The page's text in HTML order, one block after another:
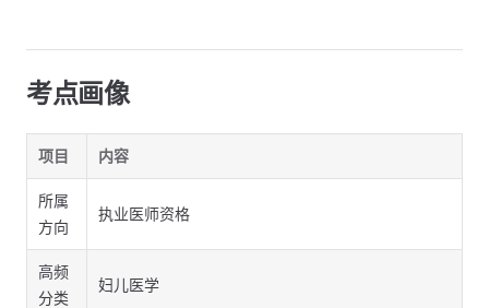
考点画像
项目 内容
所属
方向
执业医师资格
高频
分类
妇儿医学